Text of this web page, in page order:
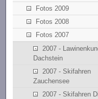
Fotos 2009
Fotos 2008
Fotos 2007
2007 -
Dachstein
2007 - Skifahren
Zauchensee
2007 - Skifahren